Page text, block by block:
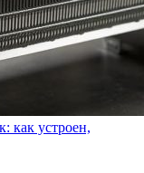
как устроен,